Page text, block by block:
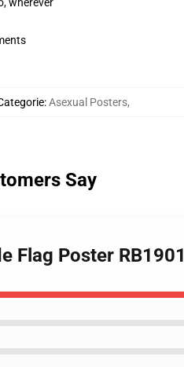
:Asexual Posters,
Say
Flag Poster RB1901